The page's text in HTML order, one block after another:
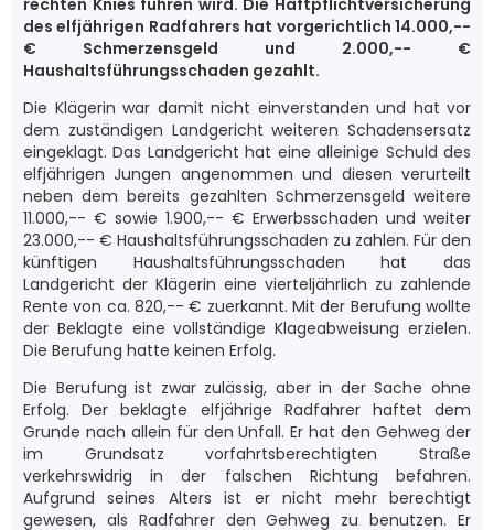
rechten Knies führen wird. Die Haftpflichtversicherung
des elfjährigen Radfahrers hat vorgerichtlich 14.000,--
€ Schmerzensgeld und 2.000,-- €
Haushaltsführungsschaden gezahlt.
Die Klägerin war damit nicht einverstanden und hat vor
dem zuständigen Landgericht weiteren Schadensersatz
eingeklagt. Das Landgericht hat eine alleinige Schuld des
elfjährigen Jungen angenommen und diesen verurteilt
neben dem bereits gezahlten Schmerzensgeld weitere
11.000,-- € sowie 1.900,-- € Erwerbsschaden und weiter
23.000,-- € Haushaltsführungsschaden zu zahlen. Für den
künftigen Haushaltsführungsschaden hat das
Landgericht der Klägerin eine vierteljährlich zu zahlende
Rente von ca. 820,-- € zuerkannt. Mit der Berufung wollte
der Beklagte eine vollständige Klageabweisung erzielen.
Die Berufung hatte keinen Erfolg.
Die Berufung ist zwar zulässig, aber in der Sache ohne
Erfolg. Der beklagte elfjährige Radfahrer haftet dem
Grunde nach allein für den Unfall. Er hat den Gehweg der
im Grundsatz vorfahrtsberechtigten Straße
verkehrswidrig in der falschen Richtung befahren.
Aufgrund seines Alters ist er nicht mehr berechtigt
gewesen, als Radfahrer den Gehweg zu benutzen. Er